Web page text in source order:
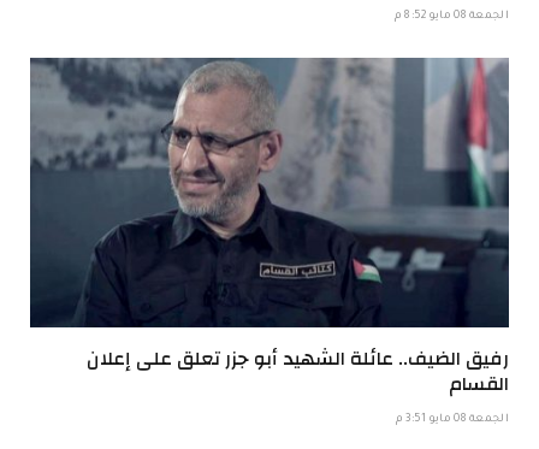
الجمعة 08 مايو 8:52 م
رفيق الضيف.. عائلة الشهيد أبو جزر تعلق على إعلان
القسام
الجمعة 08 مايو 3:51 م